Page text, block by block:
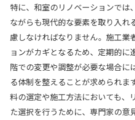
特に、和室のリノベーションでは
ながらも現代的な要素を取り入れ
慮しなければなりません。施工業
ョンがカギとなるため、定期的に
階での変更や調整が必要な場合に
る体制を整えることが求められま
料の選定や施工方法においても、
た選択を行うために、専門家の意